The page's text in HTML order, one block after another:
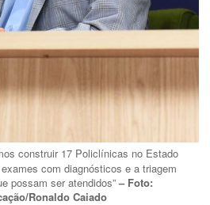
construir 17 Policlínicas no Estado
com diagnósticos e a triagem
possam ser atendidos” – Foto:
Ronaldo Caiado